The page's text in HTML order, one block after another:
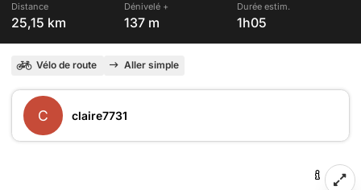
Distance
25,15 km
Dénivelé +
137 m
Durée estim.
1h05
Vélo de route Aller simple
C claire7731